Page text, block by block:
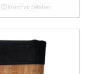
Mostrar detalles